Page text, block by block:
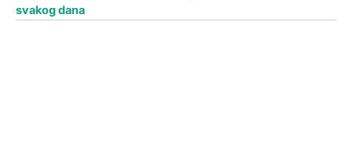
svakog dana